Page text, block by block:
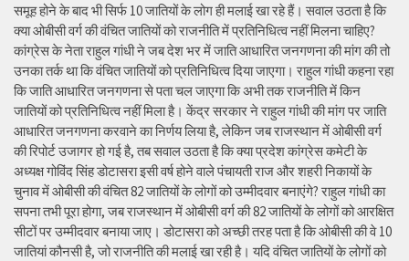
समूह होने के बाद भी सिर्फ 10 जातियों के लोग ही मलाई खा रहे हैं। सवाल उठता है कि
क्या ओबीसी वर्ग की वंचित जातियों को राजनीति में प्रतिनिधित्व नहीं मिलना चाहिए?
कांग्रेस के नेता राहुल गांधी ने जब देश भर में जाति आधारित जनगणना की मांग की तो
उनका तर्क था कि वंचित जातियों को प्रतिनिधित्व दिया जाएगा। राहुल गांधी कहना रहा
कि जाति आधारित जनगणना से पता चल जाएगा कि अभी तक राजनीति में किन
जातियों को प्रतिनिधित्व नहीं मिला है। केंद्र सरकार ने राहुल गांधी की मांग पर जाति
आधारित जनगणना करवाने का निर्णय लिया है, लेकिन जब राजस्थान में ओबीसी वर्ग
की रिपोर्ट उजागर हो गई है, तब सवाल उठता है कि क्या प्रदेश कांग्रेस कमेटी के
अध्यक्ष गोविंद सिंह डोटासरा इसी वर्ष होने वाले पंचायती राज और शहरी निकायों के
चुनाव में ओबीसी की वंचित 82 जातियों के लोगों को उम्मीदवार बनाएंगे? राहुल गांधी का
सपना तभी पूरा होगा, जब राजस्थान में ओबीसी वर्ग की 82 जातियों के लोगों को आरक्षित
सीटों पर उम्मीदवार बनाया जाए। डोटासरा को अच्छी तरह पता है कि ओबीसी की वे 10
जातियां कौनसी है, जो राजनीति की मलाई खा रही है। यदि वंचित जातियों के लोगों को